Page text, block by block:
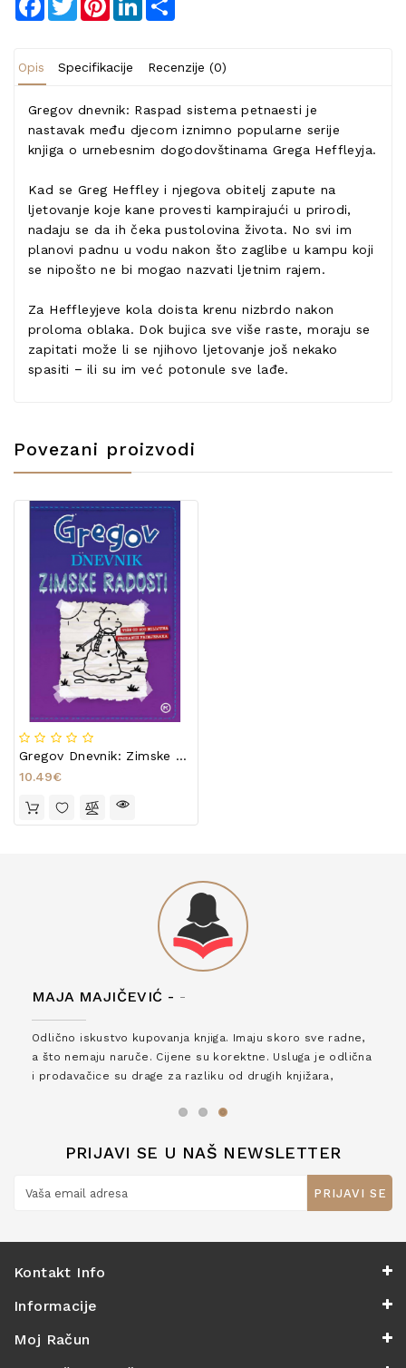
Opis Specifikacije Recenzije (0)
Gregov dnevnik: Raspad sistema petnaesti je
nastavak među djecom iznimno popularne serije
knjiga o urnebesnim dogodovštinama Grega Heffleyja.
Kad se Greg Heffley i njegova obitelj zapute na
ljetovanje koje kane provesti kampirajući u prirodi,
nadaju se da ih čeka pustolovina života. No svi im
planovi padnu u vodu nakon što zaglibe u kampu koji
se nipošto ne bi mogao nazvati ljetnim rajem.
Za Heffleyjeve kola doista krenu nizbrdo nakon
proloma oblaka. Dok bujica sve više raste, moraju se
zapitati može li se njihovo ljetovanje još nekako
spasiti − ili su im već potonule sve lađe.
Povezani proizvodi
Gregov Dnevnik: Zimske Radosti
10.49€
MAJA MAJIČEVIĆ - -
Odlično iskustvo kupovanja knjiga. Imaju skoro sve radne,
a što nemaju naruče. Cijene su korektne. Usluga je odlična
i prodavačice su drage za razliku od drugih knjižara,
PRIJAVI SE U NAŠ NEWSLETTER
PRIJAVI SE
Kontakt Info
Informacije
Moj Račun